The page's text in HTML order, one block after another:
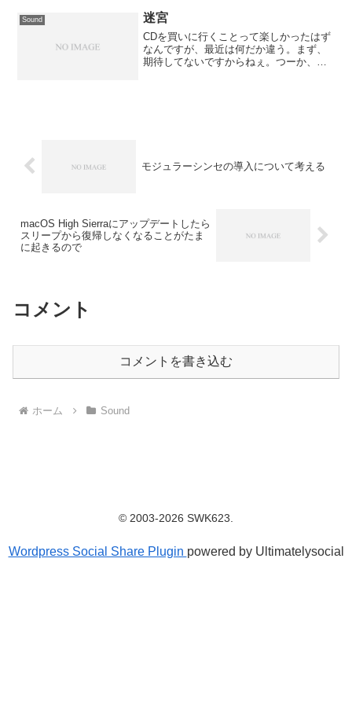
す。とりあえず、今のとこ...
Sound 迷宮
CDを買いに行くことって楽しかったはず
なんですが、最近は何だか違う。まず、
期待してないですからねぇ。つーか、こ
モジュラーシンセの導入について考える
macOS High Sierraにアップデートしたら
スリープから復帰しなくなることがたま
に起きるので
コメント
コメントを書き込む
ホーム Sound
© 2003-2026 SWK623.
Wordpress Social Share Plugin powered by Ultimatelysocial